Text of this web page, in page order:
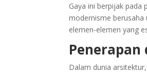
Gaya ini berpijak pada
modernisme berusaha
elemen-elemen yang
Dalam dunia